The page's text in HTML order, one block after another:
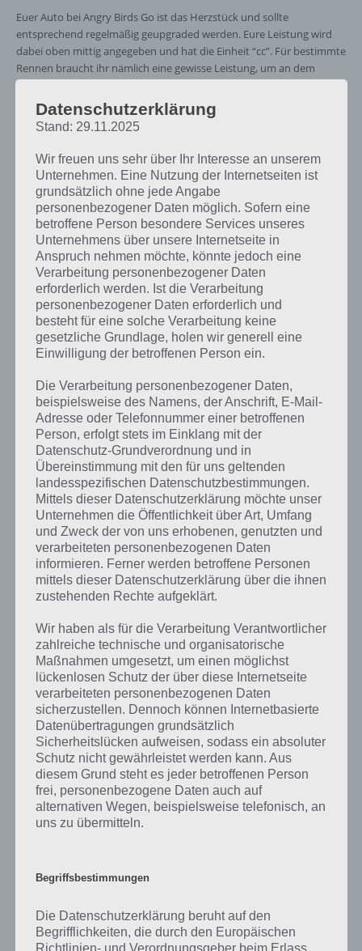
Euer Auto bei Angry Birds Go ist das Herzstück und sollte
entsprechend regelmäßig geupgraded werden. Eure Leistung wird
dabei oben mittig angegeben und hat die Einheit “cc”. Für bestimmte
Rennen braucht ihr nämlich eine gewisse Leistung, um an dem
Rennen / Event teilzunehmen.
Dabei könnt ihr eure Münzen in Geschwindigkeit, Beschleunigung,
Kurvenlage und Stärke investieren. Dies solltet ihr regelmäßig
machen, denn ansonsten habt ihr gegen immer stärker werdende
Gegner irgendwann keine Chance mehr.
Der perfekte Start
Beim Start findet ihr etwas altbewertes von Angry Birds wieder: Eine
Abschussrampe. Mit dieser katapultiert ihr euch ins Rennen. Dabei
müsst ihr genau zum richtigen Zeitpunkt loslassen. Wenn ihr zu früh
loslasst (der Countdown noch nicht bei Go war), dreht sich euer Auto
als Strafe.
Gegner schon weit weg. Der perfekte Start in Angry Birds Go liegt
zwischen 1 Sekunde und Go. Bereits kurz nachdem 1 angezeigt wird,
könnt ihr schon loslassen, damit euer Auto bei Go abgeschossen
wird.
Rennen in Angry Birds Go beenden bringt
Münzen – Ein Neustart nicht
Wenn man merkt, dass man in Angry Birds Go keine Chance auf den
Sieg hat, solltet ihr nicht einfach neustarten. Auch bei einem
Neustart verliert ihr 1 Energie. Fahrt ihr stattdessen zu Ende, könnt
ihr zumindest noch Münzen kassieren. Vor allem bei der Champion
Jagd sind dies auch ohne Sieg 120, 150, … Münzen, die ihr als
zweitplatzierter in Angry Birds Go kassiert.
Edelsteine: Die Premium Währung
Zu guter letzt noch Angry Birds Go Tipps zur Premium Währung
Edelsteine. Mit diesen könnt ihr sogleich weitermachen, wenn die
Energie eines Vogels runter ist anstatt noch lange zu warten.
Desweiteren könnt ihr Edelsteine in Münzen umtauschen. So gibt es
für 400 Edelsteine 10.000 Münzen.
Doch Edelsteine sind begrenzt vorhanden. Nachdem ihr den zweiten
Vogel freigeschaltet habt, gibt es 3 Edelsteine. Zudem schenkt euch
Sieg Edelsteine. Weitere Möglichkeiten scheint es in Angry Birds Go
Weitere Angry Birds Go Tipps und Tricks
Datenschutzerklärung
Stand: 29.11.2025
Wir freuen uns sehr über Ihr Interesse an unserem
Unternehmen. Eine Nutzung der Internetseiten ist
grundsätzlich ohne jede Angabe
personenbezogener Daten möglich. Sofern eine
betroffene Person besondere Services unseres
Unternehmens über unsere Internetseite in
Anspruch nehmen möchte, könnte jedoch eine
Verarbeitung personenbezogener Daten
erforderlich werden. Ist die Verarbeitung
personenbezogener Daten erforderlich und
besteht für eine solche Verarbeitung keine
gesetzliche Grundlage, holen wir generell eine
Einwilligung der betroffenen Person ein.
Die Verarbeitung personenbezogener Daten,
beispielsweise des Namens, der Anschrift, E-Mail-
Adresse oder Telefonnummer einer betroffenen
Person, erfolgt stets im Einklang mit der
Datenschutz-Grundverordnung und in
Übereinstimmung mit den für uns geltenden
landesspezifischen Datenschutzbestimmungen.
Mittels dieser Datenschutzerklärung möchte unser
Unternehmen die Öffentlichkeit über Art, Umfang
und Zweck der von uns erhobenen, genutzten und
verarbeiteten personenbezogenen Daten
informieren. Ferner werden betroffene Personen
mittels dieser Datenschutzerklärung über die ihnen
zustehenden Rechte aufgeklärt.
Wir haben als für die Verarbeitung Verantwortlicher
zahlreiche technische und organisatorische
Maßnahmen umgesetzt, um einen möglichst
lückenlosen Schutz der über diese Internetseite
verarbeiteten personenbezogenen Daten
sicherzustellen. Dennoch können Internetbasierte
Datenübertragungen grundsätzlich
Sicherheitslücken aufweisen, sodass ein absoluter
Schutz nicht gewährleistet werden kann. Aus
diesem Grund steht es jeder betroffenen Person
frei, personenbezogene Daten auch auf
alternativen Wegen, beispielsweise telefonisch, an
uns zu übermitteln.
Begriffsbestimmungen
Die Datenschutzerklärung beruht auf den
Begrifflichkeiten, die durch den Europäischen
Richtlinien- und Verordnungsgeber beim Erlass